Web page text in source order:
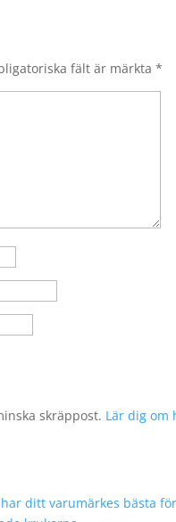
fält är märkta*
skräppost. Lär dig om
ditt varumärkes bästa